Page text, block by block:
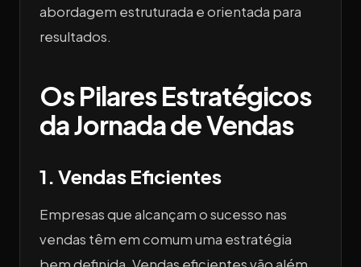
abordagem estruturada e orientada para
resultados.
Os Pilares Estratégicos
da Jornada de Vendas
1. Vendas Eficientes
Empresas que alcançam o sucesso nas
vendas têm em comum uma estratégia